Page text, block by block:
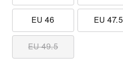
EU 46 EU 47.5
EU 49.5